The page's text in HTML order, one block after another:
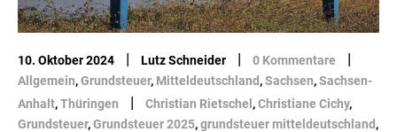
10. Oktober 2024 | Lutz Schneider | 0 Kommentare |
Allgemein,Grundsteuer, Mitteldeutschland ,Sachsen,Sachsen-
Anhalt,Thüringen | Christian Rietschel ,Christiane Cichy,
Grundsteuer,Grundsteuer 2025,grundsteuer mitteldeutschland ,